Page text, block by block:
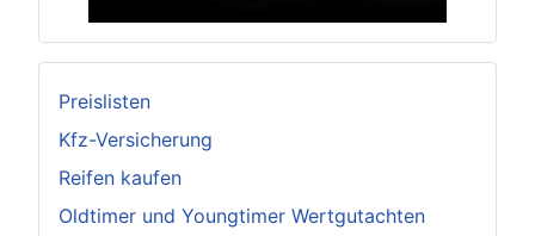
Preislisten
Kfz-Versicherung
Reifen kaufen
Oldtimer und Youngtimer Wertgutachten